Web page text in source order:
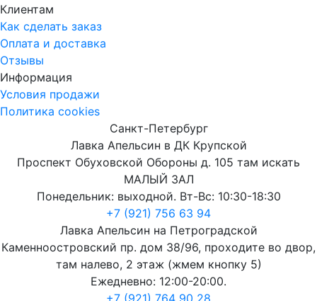
Клиентам
Как сделать заказ
Оплата и доставка
Отзывы
Информация
Условия продажи
Политика cookies
Санкт-Петербург
Лавка Апельсин в ДК Крупской
Проспект Обуховской Обороны д. 105 там искать
МАЛЫЙ ЗАЛ
Понедельник: выходной. Вт-Вс: 10:30-18:30
+7 (921) 756 63 94
Лавка Апельсин на Петроградской
Каменноостровский пр. дом 38/96, проходите во двор,
там налево, 2 этаж (жмем кнопку 5)
Ежедневно: 12:00-20:00.
+7 (921) 764 90 28